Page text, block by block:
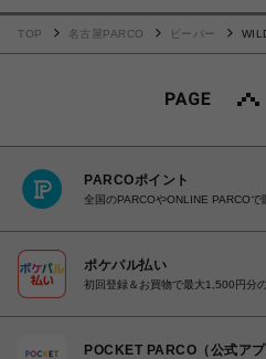
TOP 名古屋PARCO ビーバー
PARCOポイント
全国のPARCOやONLINE PARCOで
ポケパル払い
初回登録＆お買物で最大1,500円分
POCKET PARCO（公式アプ